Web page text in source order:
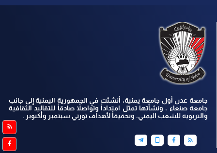
جامعة عدن أول جامعة يمنية، أنشئت في الجمهورية اليمنية إلى جانب
جامعة صنعاء ، ونشأتها تمثل امتداداً وتواصلاً صادقاً للتقاليد الثقافية
والتربوية للشعب اليمني، وتحقيقاً لأهداف ثورتي سبتمبر وأكتوبر .